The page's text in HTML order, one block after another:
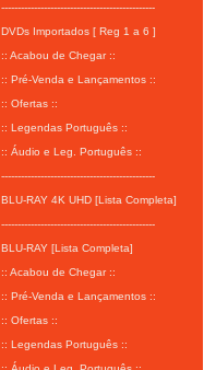
-----------------------------------------------
DVDs Importados [ Reg 1 a 6 ]
:: Acabou de Chegar ::
:: Pré-Venda e Lançamentos ::
:: Ofertas ::
:: Legendas Português ::
:: Áudio e Leg. Português ::
-----------------------------------------------
BLU-RAY 4K UHD [Lista Completa]
-----------------------------------------------
BLU-RAY [Lista Completa]
:: Acabou de Chegar ::
:: Pré-Venda e Lançamentos ::
:: Ofertas ::
:: Legendas Português ::